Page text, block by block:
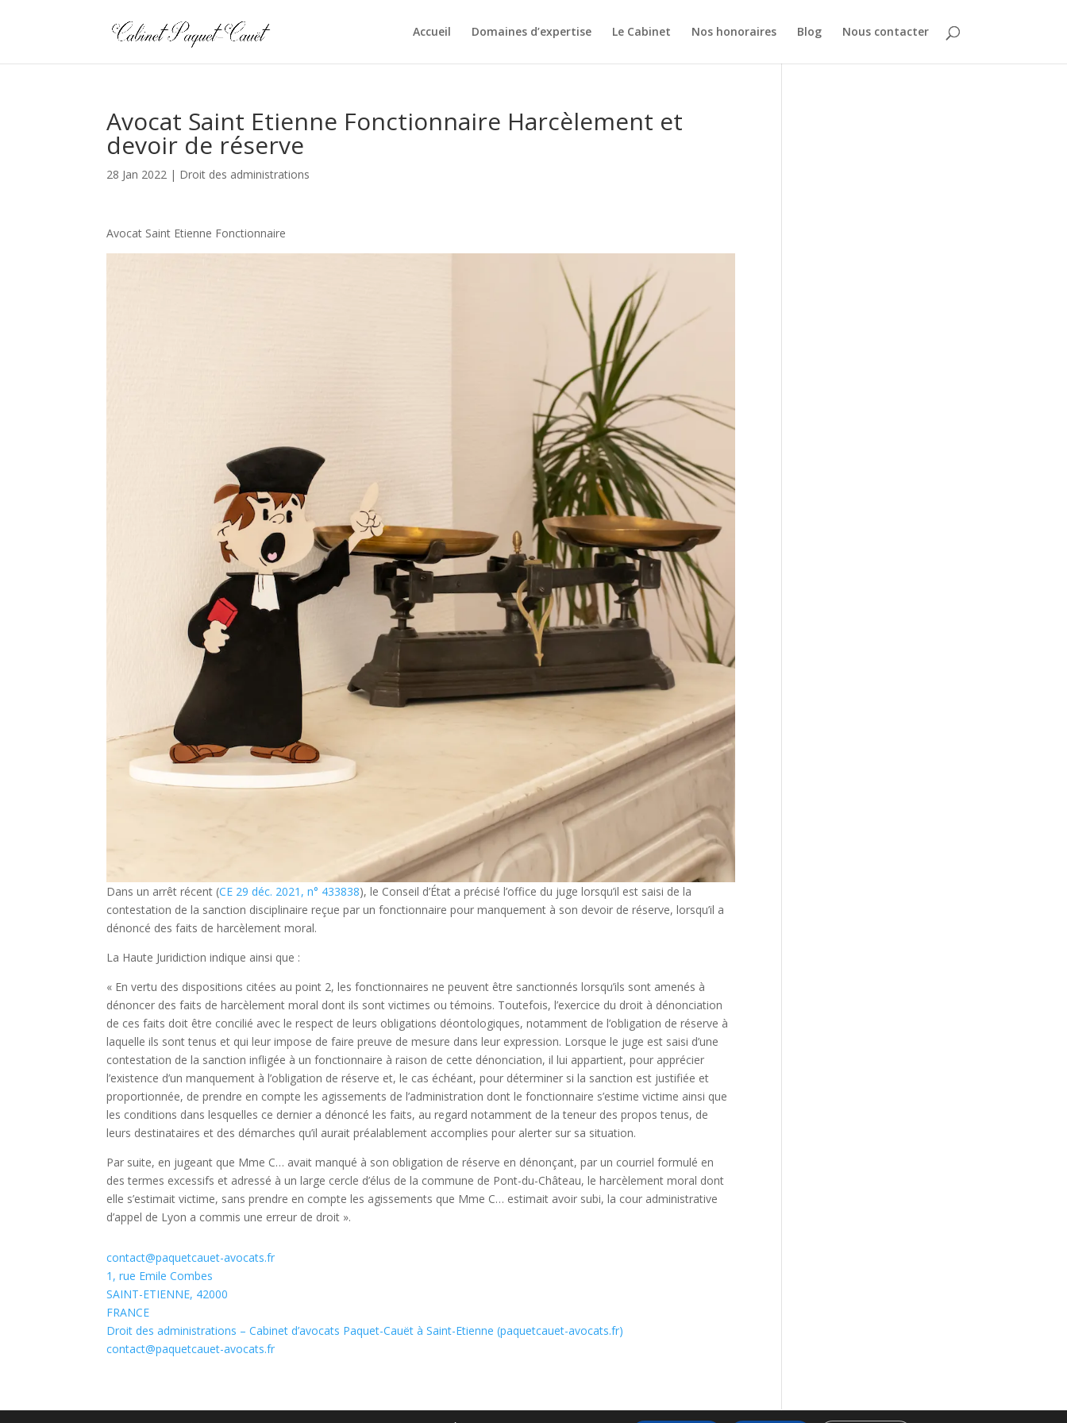
Accueil Domaines d’expertise Le Cabinet Nos honoraires Blog Nous contacter
Avocat Saint Etienne Fonctionnaire Harcèlement et
devoir de réserve
28 Jan 2022 | Droit des administrations
Avocat Saint Etienne Fonctionnaire
Dans un arrêt récent (CE 29 déc. 2021, n° 433838), le Conseil d’État a précisé l’office du juge lorsqu’il est saisi de la
contestation de la sanction disciplinaire reçue par un fonctionnaire pour manquement à son devoir de réserve, lorsqu’il a
dénoncé des faits de harcèlement moral.
La Haute Juridiction indique ainsi que :
« En vertu des dispositions citées au point 2, les fonctionnaires ne peuvent être sanctionnés lorsqu’ils sont amenés à
dénoncer des faits de harcèlement moral dont ils sont victimes ou témoins. Toutefois, l’exercice du droit à dénonciation
de ces faits doit être concilié avec le respect de leurs obligations déontologiques, notamment de l’obligation de réserve à
laquelle ils sont tenus et qui leur impose de faire preuve de mesure dans leur expression. Lorsque le juge est saisi d’une
contestation de la sanction infligée à un fonctionnaire à raison de cette dénonciation, il lui appartient, pour apprécier
l’existence d’un manquement à l’obligation de réserve et, le cas échéant, pour déterminer si la sanction est justifiée et
proportionnée, de prendre en compte les agissements de l’administration dont le fonctionnaire s’estime victime ainsi que
les conditions dans lesquelles ce dernier a dénoncé les faits, au regard notamment de la teneur des propos tenus, de
leurs destinataires et des démarches qu’il aurait préalablement accomplies pour alerter sur sa situation.
Par suite, en jugeant que Mme C… avait manqué à son obligation de réserve en dénonçant, par un courriel formulé en
des termes excessifs et adressé à un large cercle d’élus de la commune de Pont-du-Château, le harcèlement moral dont
elle s’estimait victime, sans prendre en compte les agissements que Mme C… estimait avoir subi, la cour administrative
d’appel de Lyon a commis une erreur de droit ».
contact@paquetcauet-avocats.fr
1, rue Emile Combes
SAINT-ETIENNE, 42000
FRANCE
Droit des administrations – Cabinet d’avocats Paquet-Cauët à Saint-Etienne (paquetcauet-avocats.fr)
contact@paquetcauet-avocats.fr